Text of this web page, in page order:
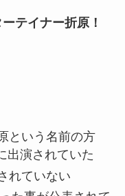
テイナー折原！
という名前の方
出演されていた
れていない